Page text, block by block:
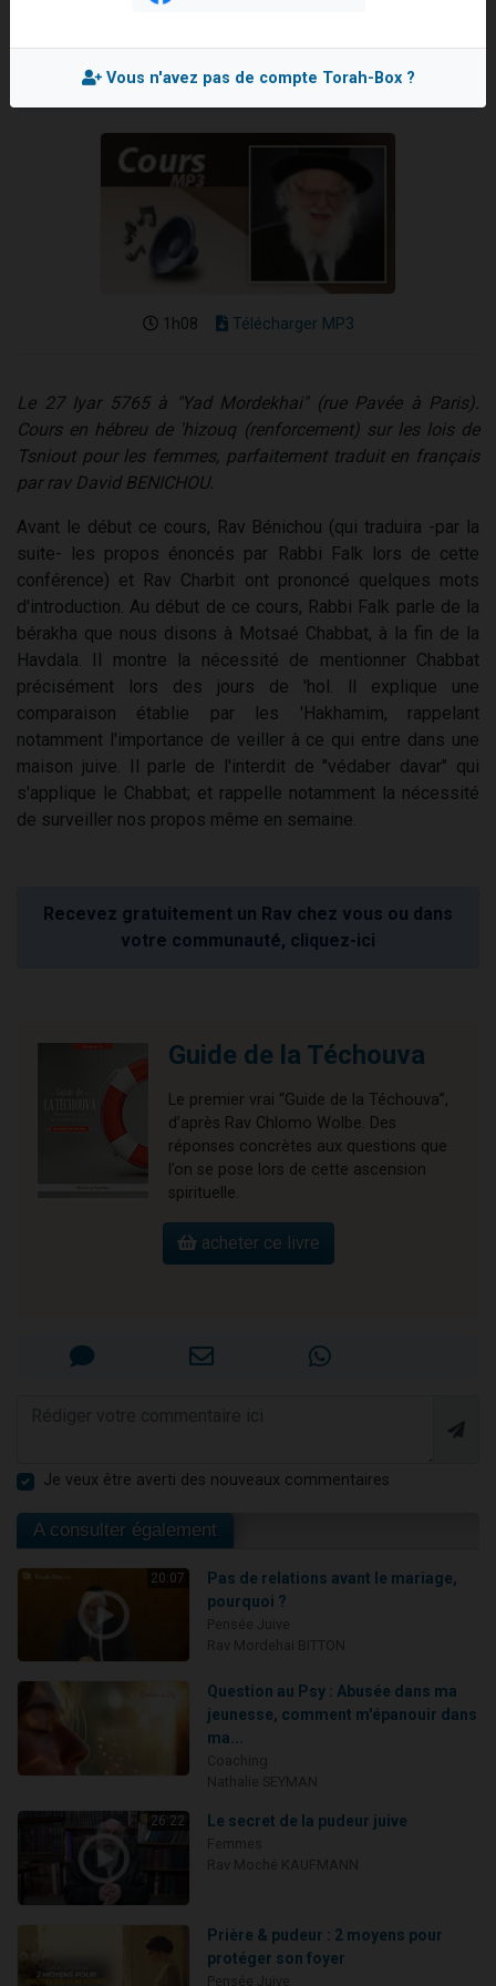
12 nouvelles musiques dans Torah-Box Music
Rabbi Eliyahu FALK
1h08 Télécharger MP3
Le 27 Iyar 5765 à "Yad Mordekhai" (rue Pavée à Paris).
Cours en hébreu de 'hizouq (renforcement) sur les lois de
Tsniout pour les femmes, parfaitement traduit en français
par rav David BENICHOU.
Avant le début ce cours, Rav Bénichou (qui traduira -par la
suite- les propos énoncés par Rabbi Falk lors de cette
conférence) et Rav Charbit ont prononcé quelques mots
d'introduction. Au début de ce cours, Rabbi Falk parle de la
bérakha que nous disons à Motsaé Chabbat, à la fin de la
Havdala. Il montre la nécessité de mentionner Chabbat
précisément lors des jours de 'hol. ll explique une
comparaison établie par les 'Hakhamim, rappelant
notamment l'importance de veiller à ce qui entre dans une
maison juive. Il parle de l'interdit de "védaber davar" qui
s'applique le Chabbat; et rappelle notamment la nécessité
de surveiller nos propos même en semaine.
Recevez gratuitement un Rav chez vous ou dans
votre communauté, cliquez-ici
Guide de la Téchouva
Le premier vrai “Guide de la Téchouva”,
d’après Rav Chlomo Wolbe. Des
réponses concrètes aux questions que
l’on se pose lors de cette ascension
spirituelle.
acheter ce livre
Je veux être averti des nouveaux commentaires
A consulter également
20:07
Pas de relations avant le mariage,
pourquoi ?
Question au Psy : Abusée dans ma
jeunesse, comment m'épanouir dans
ma...
26:22 Le secret de la pudeur juive
Prière & pudeur : 2 moyens pour
protéger son foyer
Vous n'avez pas de compte Torah-Box ?